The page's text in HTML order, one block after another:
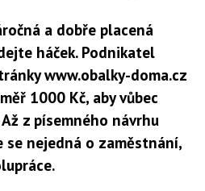
a dobře placená
háček. Podnikatel
www.obalky-doma.cz
1000 Kč, aby vůbec
z písemného návrhu
se nejedná o zaměstnání,